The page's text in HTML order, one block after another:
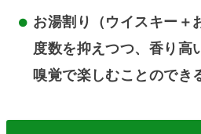
お湯割り（ウイスキー＋
度数を抑えつつ、香り高
嗅覚で楽しむことのでき